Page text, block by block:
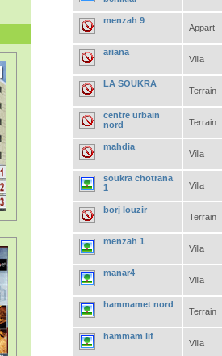
menzah 9
Appart
ariana
Villa
LA SOUKRA
Terrain
centre urbain
nord
Terrain
mahdia
Villa
soukra chotrana
1
Villa
borj louzir
Terrain
menzah 1
Villa
manar4
Villa
hammamet nord
Terrain
hammam lif
Villa